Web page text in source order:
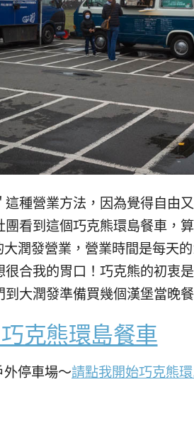
這種營業方法，因為覺得自由
團看到這個巧克熊環島餐車，
潤發營業，營業時間是每天
很合我的胃口！巧克熊的初衷
到大潤發準備買幾個漢堡當晚
克熊環島餐車
外停車場～請點我開始巧克熊